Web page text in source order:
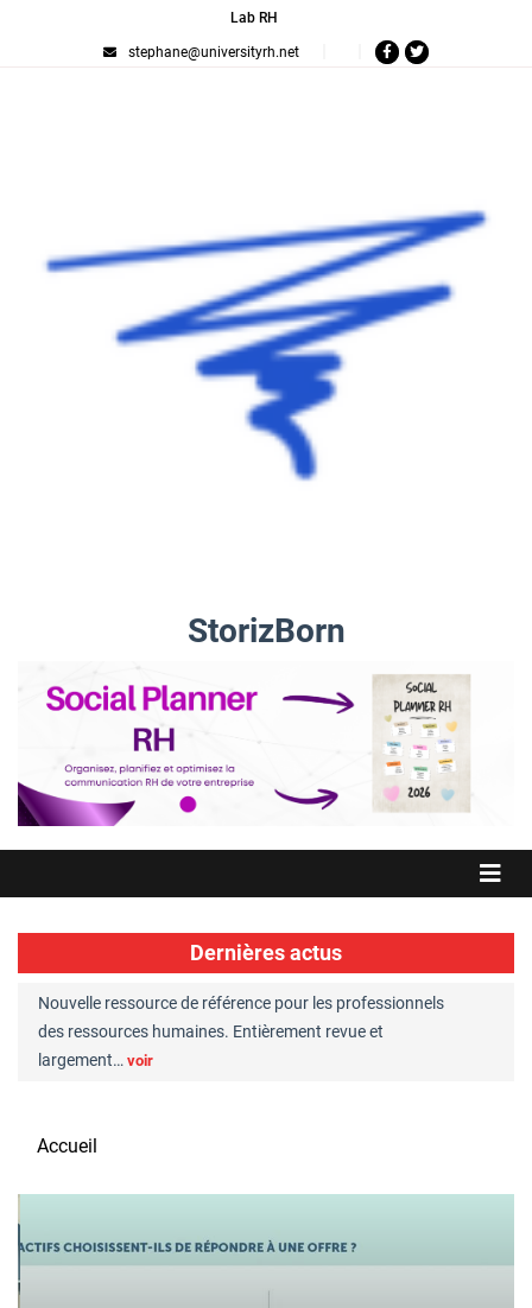
Lab RH
stephane@universityrh.net
StorizBorn
Dernières actus
Nouvelle ressource de référence pour les professionnels
des ressources humaines. Entièrement revue et
largement… voir
Accueil